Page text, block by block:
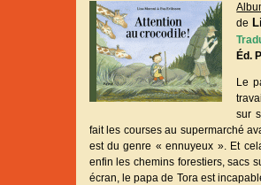
de
Éd.
Le
sur
fait les courses au supermarché
est du genre « ennuyeux ». Et
enfin les chemins forestiers, sacs
écran, le papa de Tora est